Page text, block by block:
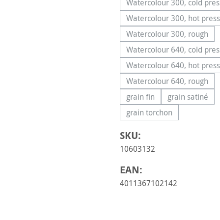
Watercolour 300, cold
(Cette
Watercolour 300, hot
(Cette option
Watercolour 300, rough
(Cette option
Watercolour 640, cold
(Cette
Watercolour 640, hot
(Cette option
Watercolour 640, rough
(Cette option
grain fin(Cette option n'est pas
grain satiné
(Cette
grain torchon(Cette option n'est
SKU:
10603132
EAN:
4011367102142